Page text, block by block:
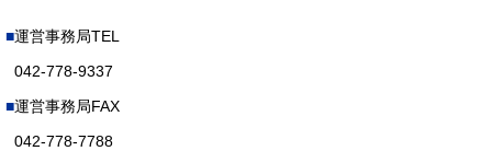
運営事務局TEL
042-778-9337
運営事務局FAX
042-778-7788